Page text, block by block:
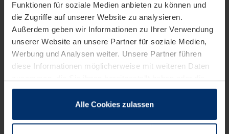
Funktionen für soziale Medien anbieten zu können und
die Zugriffe auf unserer Website zu analysieren.
Außerdem geben wir Informationen zu Ihrer Verwendung
unserer Website an unsere Partner für soziale Medien,
Werbung und Analysen weiter. Unsere Partner führen
diese Informationen möglicherweise mit weiteren Daten
sie im Rahmen Ihrer Nutzung der Dienste gesammelt
wenn diese für den Betrieb dieser Seite unbedingt
Alle Cookies zulassen